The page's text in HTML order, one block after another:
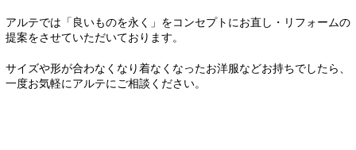
アルテでは「良いものを永く」をコンセプトにお直し・リフォームの
提案をさせていただいております。
サイズや形が合わなくなり着なくなったお洋服などお持ちでしたら、
一度お気軽にアルテにご相談ください。